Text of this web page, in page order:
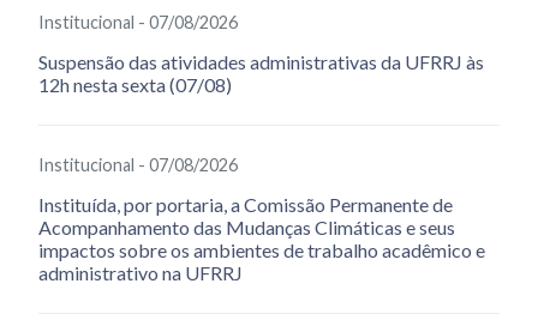
Institucional - 07/08/2026
Suspensão das atividades administrativas da UFRRJ às
12h nesta sexta (07/08)
Institucional - 07/08/2026
Instituída, por portaria, a Comissão Permanente de
Acompanhamento das Mudanças Climáticas e seus
impactos sobre os ambientes de trabalho acadêmico e
administrativo na UFRRJ